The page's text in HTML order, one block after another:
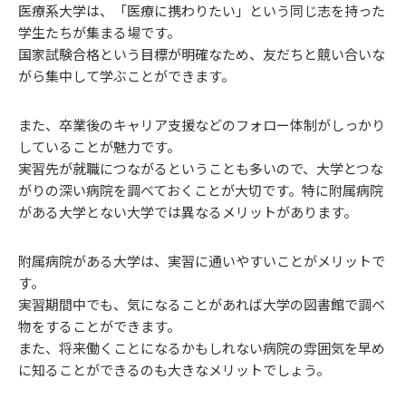
医療系大学は、「医療に携わりたい」という同じ志を持った
学生たちが集まる場です。
国家試験合格という目標が明確なため、友だちと競い合いな
がら集中して学ぶことができます。
また、卒業後のキャリア支援などのフォロー体制がしっかり
していることが魅力です。
実習先が就職につながるということも多いので、大学とつな
がりの深い病院を調べておくことが大切です。特に附属病院
がある大学とない大学では異なるメリットがあります。
附属病院がある大学は、実習に通いやすいことがメリットで
す。
実習期間中でも、気になることがあれば大学の図書館で調べ
物をすることができます。
また、将来働くことになるかもしれない病院の雰囲気を早め
に知ることができるのも大きなメリットでしょう。